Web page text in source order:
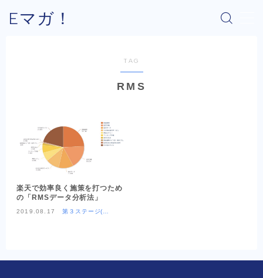
Eマガ！
公式メルマガ
OEM商品×Amazon
OEM商品×Yahoo!
TAG
RMS
楽天で効率良く施策を打つため
の「RMSデータ分析法」
2019.08.17
第３ステージ(OE